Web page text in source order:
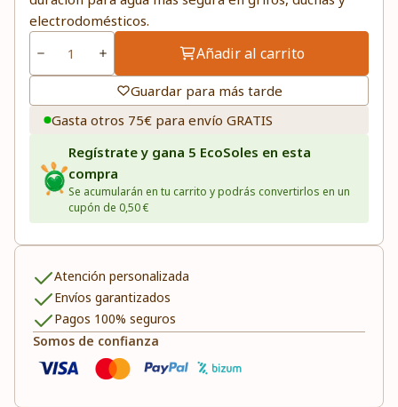
electrodomésticos.
Añadir al carrito
Guardar para más tarde
Gasta otros 75€ para envío GRATIS
Regístrate y gana 5 EcoSoles en esta
compra
Se acumularán en tu carrito y podrás convertirlos en un
cupón de 0,50 €
Atención personalizada
Envíos garantizados
Pagos 100% seguros
Somos de confianza